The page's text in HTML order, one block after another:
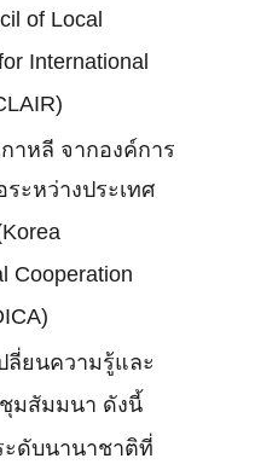
of Local
International
าหลี จากองค์การ
ะหว่างประเทศ
Cooperation
ลี่ยนความรู้และ
มสัมมนา ดังนี้
ะดับนานาชาติที่